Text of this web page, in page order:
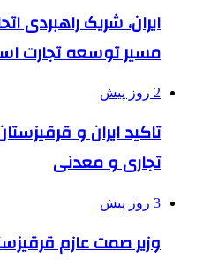
ایران، شریک راهبردی
مسیر توسعه تجارت
2 روز پیش
تاکید ایران و
تجاری و معدنی
3 روز پیش
وزیر صمت عازم